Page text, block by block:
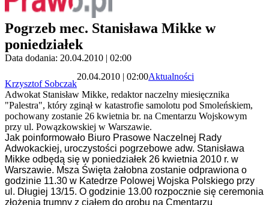
Pogrzeb mec. Stanisława Mikke w
poniedziałek
Data dodania: 20.04.2010 | 02:00
Krzysztof Sobczak
20.04.2010 | 02:00Aktualności
Adwokat Stanisław Mikke, redaktor naczelny miesięcznika
"Palestra", który zginął w katastrofie samolotu pod Smoleńskiem,
pochowany zostanie 26 kwietnia br. na Cmentarzu Wojskowym
przy ul. Powązkowskiej w Warszawie.
Jak poinformowało Biuro Prasowe Naczelnej Rady
Adwokackiej, uroczystości pogrzebowe adw. Stanisława
Mikke odbędą się w poniedziałek 26 kwietnia 2010 r. w
Warszawie. Msza Święta żałobna zostanie odprawiona o
godzinie 11.30 w Katedrze Polowej Wojska Polskiego przy
ul. Długiej 13/15. O godzinie 13.00 rozpocznie się ceremonia
złożenia trumny z ciałem do grobu na Cmentarzu